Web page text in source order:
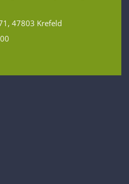
47803 Krefeld